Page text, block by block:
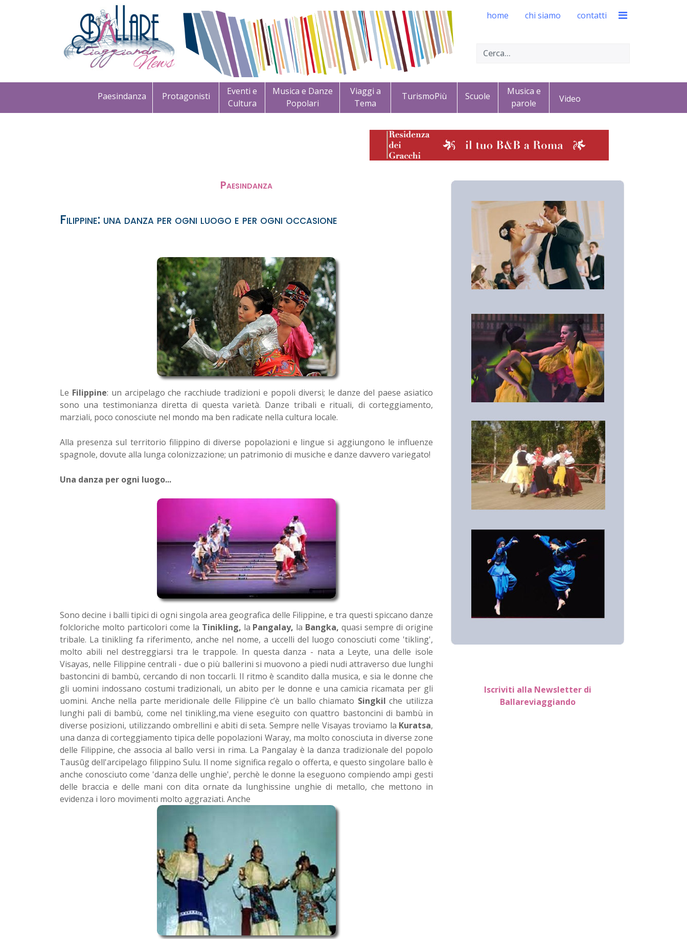
home chi siamo contatti
Paesindanza Protagonisti
Eventi e
Cultura
Musica e Danze
Popolari
Viaggi a
Tema
TurismoPiù Scuole
Musica e
parole
Video
Paesindanza
Filippine: una danza per ogni luogo e per ogni occasione
Le Filippine: un arcipelago che racchiude tradizioni e popoli diversi; le danze del paese asiatico
sono una testimonianza diretta di questa varietà. Danze tribali e rituali, di corteggiamento,
marziali, poco conosciute nel mondo ma ben radicate nella cultura locale.
Alla presenza sul territorio filippino di diverse popolazioni e lingue si aggiungono le influenze
spagnole, dovute alla lunga colonizzazione; un patrimonio di musiche e danze davvero variegato!
Una danza per ogni luogo...
Sono decine i balli tipici di ogni singola area geografica delle Filippine, e tra questi spiccano danze
folcloriche molto particolori come la Tinikling, la Pangalay, la Bangka, quasi sempre di origine
tribale. La tinikling fa riferimento, anche nel nome, a uccelli del luogo conosciuti come 'tikling',
molto abili nel destreggiarsi tra le trappole. In questa danza - nata a Leyte, una delle isole
Visayas, nelle Filippine centrali - due o più ballerini si muovono a piedi nudi attraverso due lunghi
bastoncini di bambù, cercando di non toccarli. Il ritmo è scandito dalla musica, e sia le donne che
gli uomini indossano costumi tradizionali, un abito per le donne e una camicia ricamata per gli
uomini. Anche nella parte meridionale delle Filippine c’è un ballo chiamato Singkil che utilizza
lunghi pali di bambù, come nel tinikling,ma viene eseguito con quattro bastoncini di bambù in
diverse posizioni, utilizzando ombrellini e abiti di seta. Sempre nelle Visayas troviamo la Kuratsa,
una danza di corteggiamento tipica delle popolazioni Waray, ma molto conosciuta in diverse zone
delle Filippine, che associa al ballo versi in rima. La Pangalay è la danza tradizionale del popolo
Tausūg dell'arcipelago filippino Sulu. Il nome significa regalo o offerta, e questo singolare ballo è
anche conosciuto come 'danza delle unghie', perchè le donne la eseguono compiendo ampi gesti
delle braccia e delle mani con dita ornate da lunghissine unghie di metallo, che mettono in
evidenza i loro movimenti molto aggraziati. Anche
Iscriviti alla Newsletter di
Ballareviaggiando